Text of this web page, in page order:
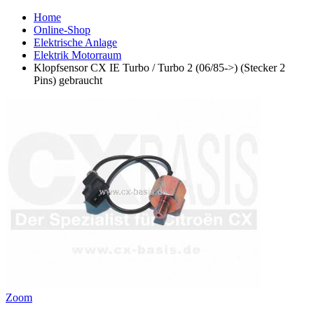
Home
Online-Shop
Elektrische Anlage
Elektrik Motorraum
Klopfsensor CX IE Turbo / Turbo 2 (06/85->) (Stecker 2
Pins) gebraucht
Zoom